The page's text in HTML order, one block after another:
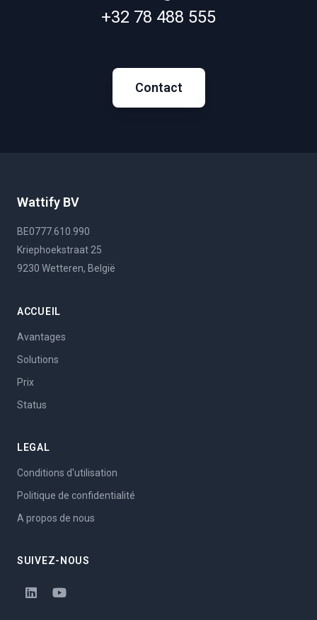
+32 78 488 555
Contact
Wattify BV
BE0777.610.990
Kriephoekstraat 25
9230 Wetteren, België
ACCUEIL
Avantages
Solutions
Prix
Status
LEGAL
Conditions d'utilisation
Politique de confidentialité
A propos de nous
SUIVEZ-NOUS